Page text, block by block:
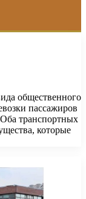
общественного
пассажиров
транспортных
которые